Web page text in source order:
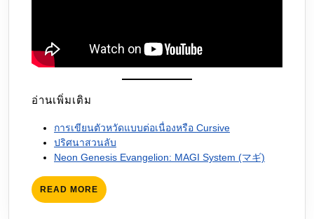
อ่านเพิ่มเติม
การเขียนตัวหวัดแบบต่อเนื่องหรือ Cursive
ปริศนาสวนลับ
Neon Genesis Evangelion: MAGI System (マギ)
READ MORE READ
MORE